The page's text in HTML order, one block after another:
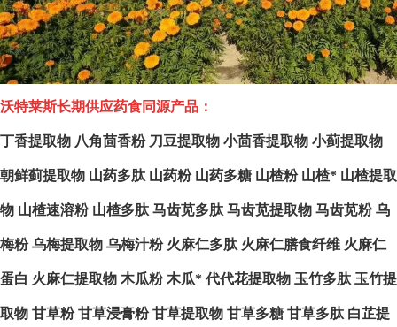
沃特莱斯长期供应药食同源产品：
丁香提取物 八角茴香粉 刀豆提取物 小茴香提取物 小蓟提取物
朝鲜蓟提取物 山药多肽 山药粉 山药多糖 山楂粉 山楂* 山楂提取
物 山楂速溶粉 山楂多肽 马齿苋多肽 马齿苋提取物 马齿苋粉 乌
梅粉 乌梅提取物 乌梅汁粉 火麻仁多肽 火麻仁膳食纤维 火麻仁
蛋白 火麻仁提取物 木瓜粉 木瓜* 代代花提取物 玉竹多肽 玉竹提
取物 甘草粉 甘草浸膏粉 甘草提取物 甘草多糖 甘草多肽 白芷提